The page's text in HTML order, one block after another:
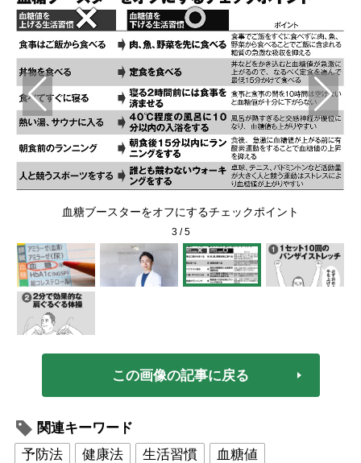
血糖ブースターをオフにするチェックポイント
3/5
この画像の記事に戻る
関連キーワード
予防法
健康法 生活習慣 血糖値